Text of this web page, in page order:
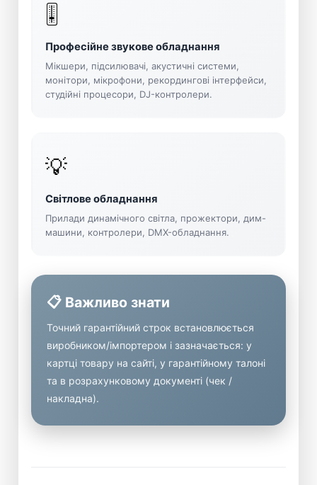
🎚️
Професійне звукове обладнання
Мікшери, підсилювачі, акустичні системи,
монітори, мікрофони, рекордингові інтерфейси,
студійні процесори, DJ-контролери.
💡
Світлове обладнання
Прилади динамічного світла, прожектори, дим-
машини, контролери, DMX-обладнання.
📋 Важливо знати
Точний гарантійний строк встановлюється
виробником/імпортером і зазначається: у
картці товару на сайті, у гарантійному талоні
та в розрахунковому документі (чек /
накладна).